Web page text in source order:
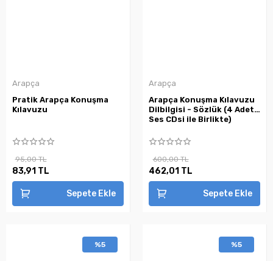
Arapça
Pratik Arapça Konuşma
Kılavuzu
95,00 TL
83,91 TL
Sepete Ekle
Arapça
Arapça Konuşma Kılavuzu
Dilbilgisi - Sözlük (4 Adet
Ses CDsi ile Birlikte)
600,00 TL
462,01 TL
Sepete Ekle
%5 %5